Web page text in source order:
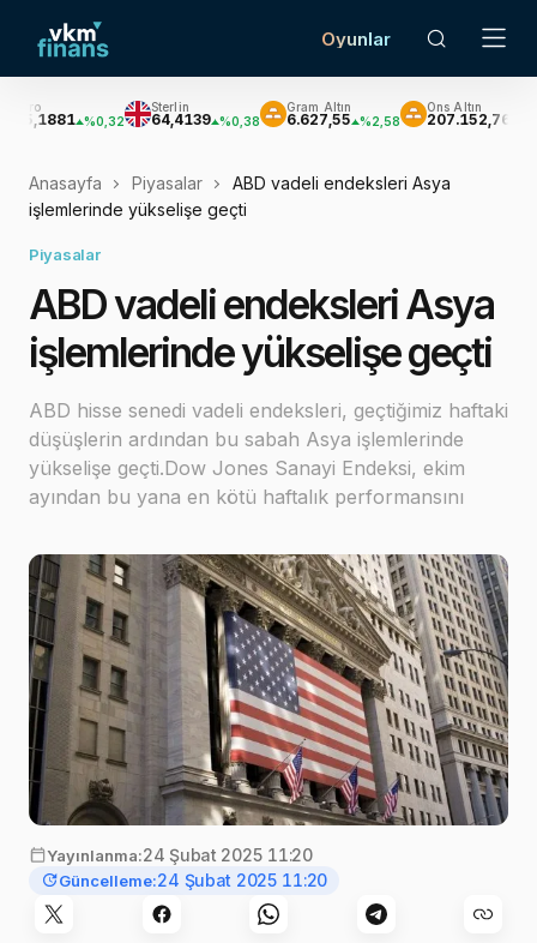
Oyunlar
%0,32
Sterlin
64,4139 %0,38
Gram Altın
6.627,55 %2,58
Ons Altın
207.152,76 %2,62
Anasayfa Piyasalar
ABD vadeli endeksleri Asya
işlemlerinde yükselişe geçti
Piyasalar
ABD vadeli endeksleri Asya
işlemlerinde yükselişe geçti
ABD hisse senedi vadeli endeksleri, geçtiğimiz haftaki
düşüşlerin ardından bu sabah Asya işlemlerinde
yükselişe geçti.Dow Jones Sanayi Endeksi, ekim
ayından bu yana en kötü haftalık performansını
Yayınlanma:24 Şubat 2025 11:20
Güncelleme:24 Şubat 2025 11:20